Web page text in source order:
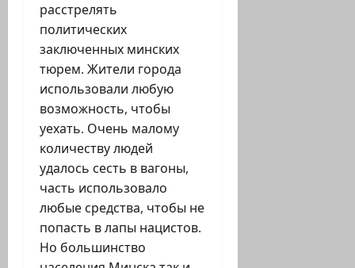
расстрелять
политических
заключенных минских
тюрем. Жители города
использовали любую
возможность, чтобы
уехать. Очень малому
количеству людей
удалось сесть в вагоны,
часть использовало
любые средства, чтобы не
попасть в лапы нацистов.
Но большинство